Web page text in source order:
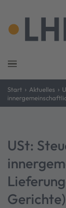
Start › Aktuelles ›
USt:
Gerichte)